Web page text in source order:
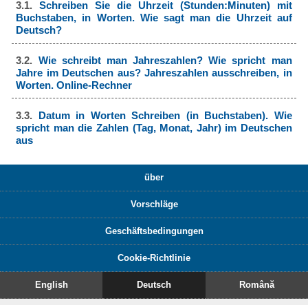
3.1.Schreiben Sie die Uhrzeit (Stunden:Minuten) mit
Buchstaben, in Worten. Wie sagt man die Uhrzeit auf
Deutsch?
3.2. Wie schreibt man Jahreszahlen? Wie spricht man
Jahre im Deutschen aus? Jahreszahlen ausschreiben, in
Worten. Online-Rechner
3.3. Datum in Worten Schreiben (in Buchstaben). Wie
spricht man die Zahlen (Tag, Monat, Jahr) im Deutschen
aus
über
Vorschläge
Geschäftsbedingungen
Cookie-Richtlinie
English Deutsch Română